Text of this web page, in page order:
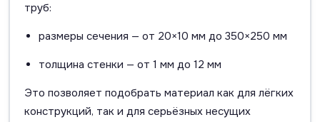
труб:
размеры сечения — от 20×10 мм до 350×250 мм
толщина стенки — от 1 мм до 12 мм
Это позволяет подобрать материал как для лёгких
конструкций, так и для серьёзных несущих